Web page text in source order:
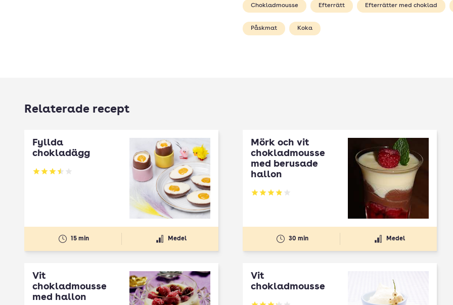
Chokladmousse Efterrätt Efterrätter med choklad
Påskmat Koka
Relaterade recept
Fyllda
chokladägg
Betyg: 3.52 av 5
15 min Medel
Mörk och vit
chokladmousse
med berusade
hallon
Betyg: 3.87 av 5
30 min Medel
Vit
chokladmousse
med hallon
Vit
chokladmousse